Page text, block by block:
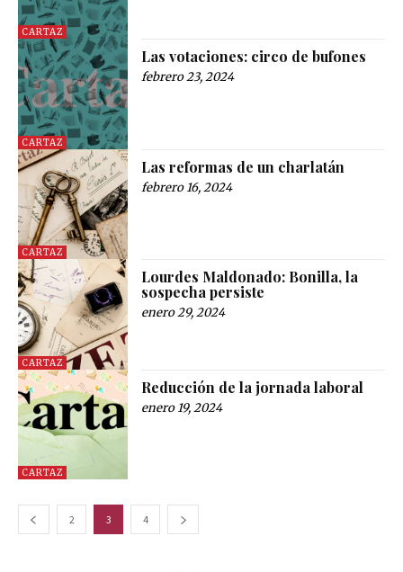
CARTAZ
CARTAZ
Las votaciones: circo de bufones
febrero 23, 2024
CARTAZ
Las reformas de un charlatán
febrero 16, 2024
CARTAZ
Lourdes Maldonado: Bonilla, la
sospecha persiste
enero 29, 2024
CARTAZ
Reducción de la jornada laboral
enero 19, 2024
2 3 4